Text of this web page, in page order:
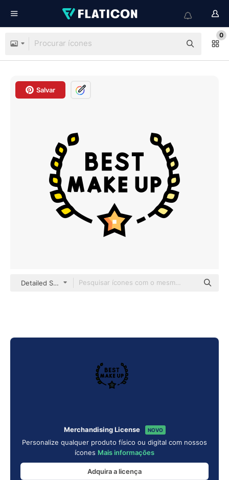
0
Salvar
Detailed Straight Lineal color
Merchandising License NOVO
Personalize qualquer produto físico ou digital com nossos
ícones Mais informações
Adquira a licença